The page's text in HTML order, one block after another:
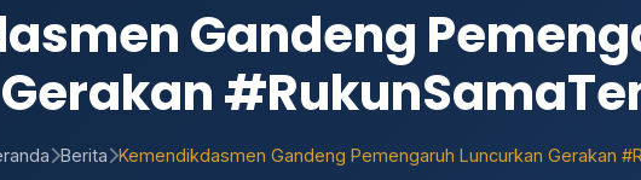
Gandeng
Gerakan
Berita Kemendikdasmen Gandeng Pemengaruh Luncurkan Gerakan